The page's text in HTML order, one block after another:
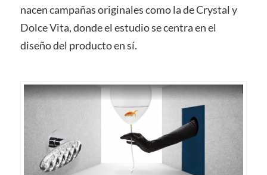
nacen campañas originales como la de Crystal y
Dolce Vita, donde el estudio se centra en el
diseño del producto en sí.